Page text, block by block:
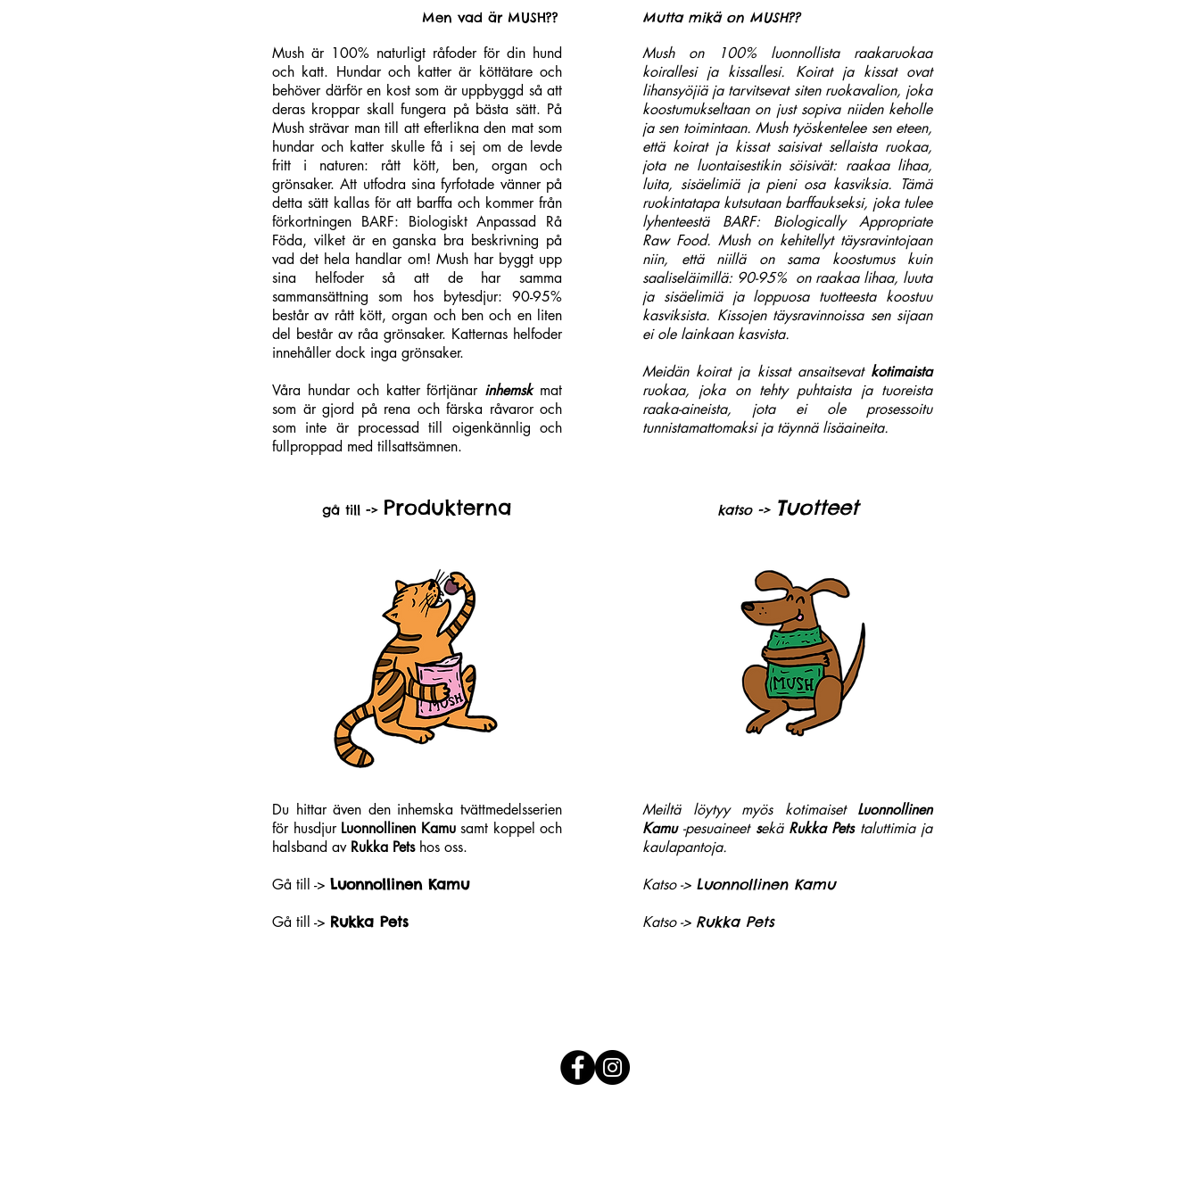
Men vad är MUSH??
Mush är 100% naturligt råfoder för din hund
och katt. Hundar och katter är köttätare och
behöver därför en kost som är uppbyggd så att
deras kroppar skall fungera på bästa sätt. På
Mush strävar man till att efterlikna den mat som
hundar och katter skulle få i sej om de levde
fritt i naturen: rått kött, ben, organ och
grönsaker. Att utfodra sina fyrfotade vänner på
detta sätt kallas för att barffa och kommer från
förkortningen BARF: Biologiskt Anpassad Rå
Föda, vilket är en ganska bra beskrivning på
vad det hela handlar om! Mush har byggt upp
sina helfoder så att de har samma
sammansättning som hos bytesdjur: 90-95%
består av rått kött, organ och ben och en liten
del består av råa grönsaker. Katternas helfoder
innehåller dock inga grönsaker.
Våra hundar och katter förtjänar inhemskmat
som är gjord på rena och färska råvaror och
som inte är processad till oigenkännlig och
fullproppad med tillsattsämnen.
Mutta mikä on MUSH??
Mush on 100% luonnollista raakaruokaa
koirallesi ja kissallesi. Koirat ja kissat ovat
lihansyöjiä ja tarvitsevat siten ruokavalion, joka
koostumukseltaan on just sopiva niiden keholle
ja sen toimintaan. Mush työskentelee sen eteen,
että koirat ja kissat saisivat sellaista ruokaa,
jota ne luontaisestikin söisivät: raakaa lihaa,
luita, sisäelimiä ja pieni osa kasviksia. Tämä
ruokintatapa kutsutaan barffaukseksi, joka tulee
lyhenteestä BARF: Biologically Appropriate
Raw Food. Mush on kehitellyt täysravintojaan
niin, että niillä on sama koostumus kuin
saaliseläimillä: 90-95% on raakaa lihaa, luuta
ja sisäelimiä ja loppuosa tuotteesta koostuu
kasviksista. Kissojen täysravinnoissa sen sijaan
ei ole lainkaan kasvista.
Meidän koirat ja kissat ansaitsevat kotimaista
ruokaa, joka on tehty puhtaista ja tuoreista
raaka-aineista, jota ei ole prosessoitu
tunnistamattomaksi ja täynnä lisäaineita.
gå till -> Produkterna katso -> Tuotteet
Du hittar även den inhemska tvättmedelsserien
för husdjur Luonnollinen Kamusamt koppel och
halsband av Rukka Petshos oss.
Gå till -> Luonnollinen Kamu
Gå till -> Rukka Pets
Meiltä löytyy myös kotimaiset Luonnollinen
Kamu -pesuaineet sekä Rukka Petstaluttimia ja
kaulapantoja.
Katso -> Luonnollinen Kamu
Katso -> Rukka Pets